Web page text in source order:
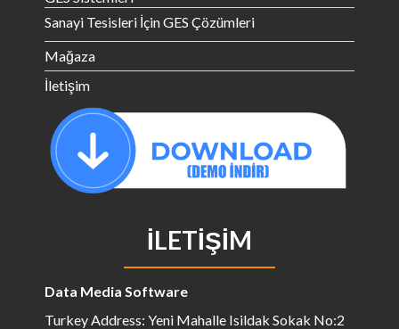
Sanayi Tesisleri İçin GES Çözümleri
Mağaza
İletişim
İLETIŞIM
Data Media Software
Turkey Address: Yeni Mahalle Isildak Sokak No:2